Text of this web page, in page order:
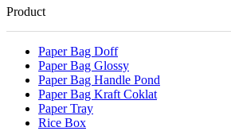
Product
Paper Bag Doff
Paper Bag Glossy
Paper Bag Handle Pond
Paper Bag Kraft Coklat
Paper Tray
Rice Box